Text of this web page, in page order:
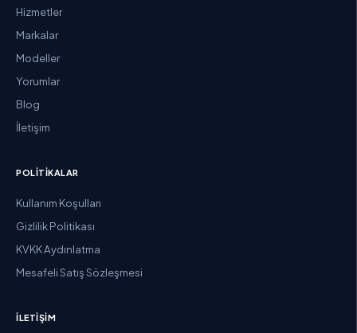
Hizmetler
Markalar
Modeller
Yorumlar
Blog
İletişim
POLITIKALAR
Kullanım Koşulları
Gizlilik Politikası
KVKK Aydınlatma
Mesafeli Satış Sözleşmesi
İLETIŞIM